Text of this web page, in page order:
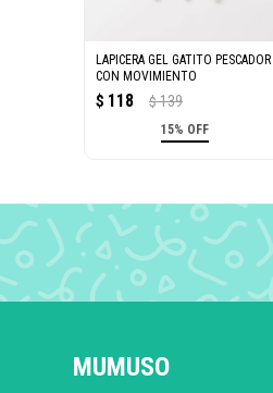
LAPICERA GEL GATITO PESCADOR
CON MOVIMIENTO
$ 118 $ 139
15% OFF
MUMUSO